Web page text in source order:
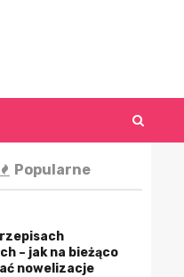
Popularne
– jak na bieżąco
nowelizacje